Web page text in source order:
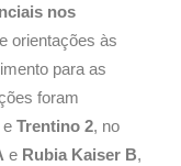
nos
orientações às
para as
foram
e Trentino 2, no
e Rubia Kaiser B,